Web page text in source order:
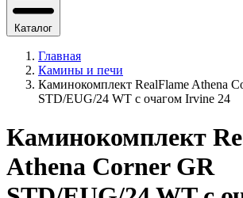
Каталог
Главная
Камины и печи
Каминокомплект RealFlame Athena
STD/EUG/24 WT с очагом Irvine 24
Каминокомплект
Athena Corner GR